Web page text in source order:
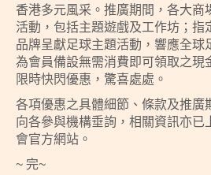
香港多元風采。推廣期間，各大商
活動，包括主題遊戲及工作坊；指
品牌呈獻足球主題活動，響應全球
為會員備設無需消費即可領取之現
限時快閃優惠，驚喜處處。
各項優惠之具體細節、條款及推廣
向各參與機構垂詢，相關資訊亦已
會官方網站。
~ 完~